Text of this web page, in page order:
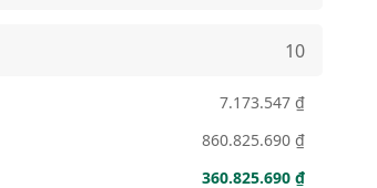
7.173.547 ₫
860.825.690 ₫
360.825.690 ₫